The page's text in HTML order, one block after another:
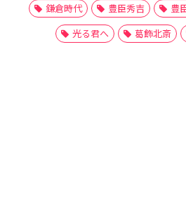
鎌倉時代
豊臣秀吉 豊
光る君へ
葛飾北斎